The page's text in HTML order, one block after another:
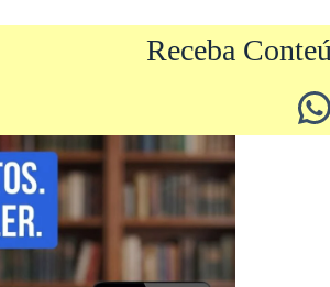
Receba
Whatsapp